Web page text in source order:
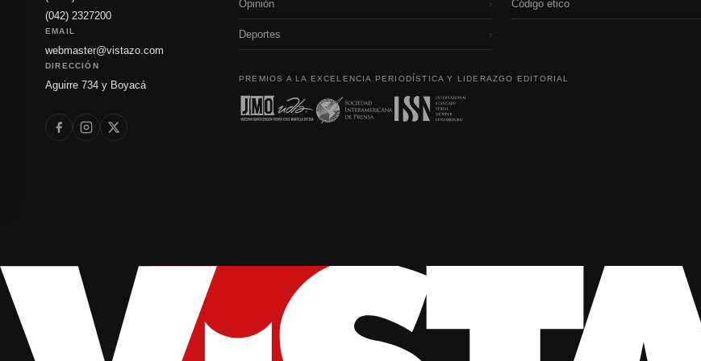
(042) 2327200
EMAIL
webmaster@vistazo.com
DIRECCIÓN
Aguirre 734 y Boyacá
Opinión ›
Deportes ›
Código etico
PREMIOS A LA EXCELENCIA PERIODÍSTICA Y LIDERAZGO EDITORIAL